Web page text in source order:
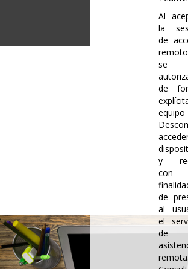
Al
la
de
se
de
y
con
de
al
el
de
remota.